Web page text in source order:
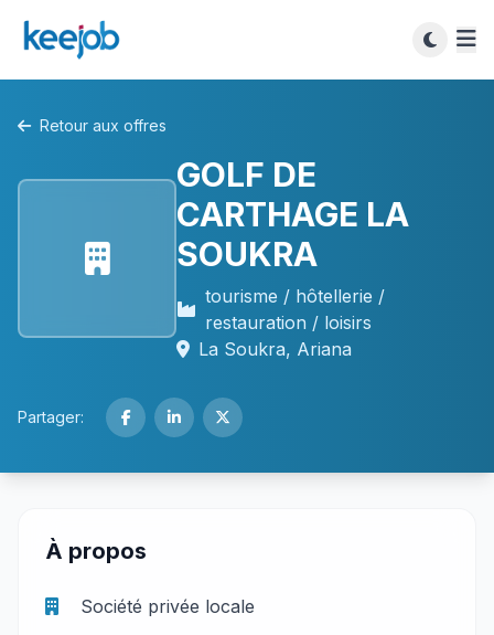
Retour aux offres
GOLF DE
CARTHAGE LA
SOUKRA
tourisme / hôtellerie /
restauration / loisirs
La Soukra, Ariana
Partager:
À propos
Société privée locale